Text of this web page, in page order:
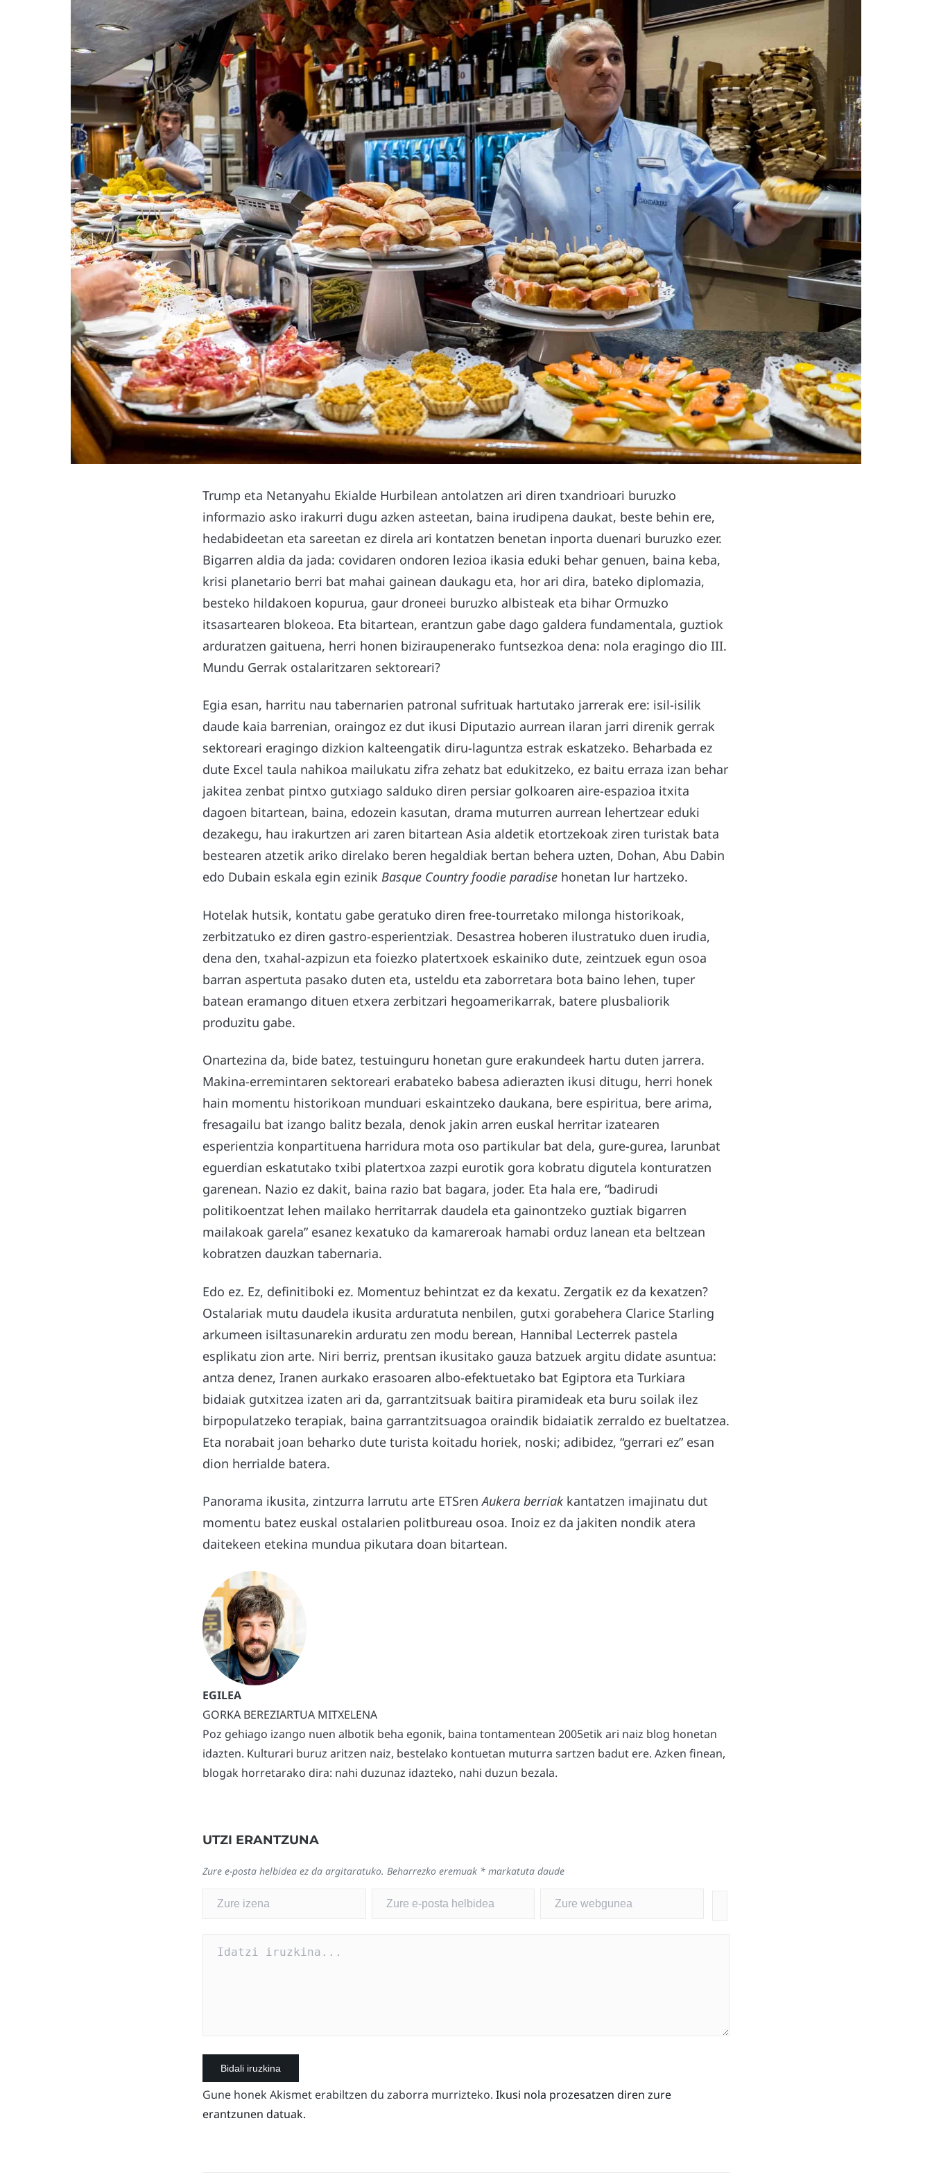
Trump eta Netanyahu Ekialde Hurbilean antolatzen ari diren txandrioari buruzko
informazio asko irakurri dugu azken asteetan, baina irudipena daukat, beste behin ere,
hedabideetan eta sareetan ez direla ari kontatzen benetan inporta duenari buruzko ezer.
Bigarren aldia da jada: covidaren ondoren lezioa ikasia eduki behar genuen, baina keba,
krisi planetario berri bat mahai gainean daukagu eta, hor ari dira, bateko diplomazia,
besteko hildakoen kopurua, gaur droneei buruzko albisteak eta bihar Ormuzko
itsasartearen blokeoa. Eta bitartean, erantzun gabe dago galdera fundamentala, guztiok
arduratzen gaituena, herri honen biziraupenerako funtsezkoa dena: nola eragingo dio III.
Mundu Gerrak ostalaritzaren sektoreari?
Egia esan, harritu nau tabernarien patronal sufrituak hartutako jarrerak ere: isil-isilik
daude kaia barrenian, oraingoz ez dut ikusi Diputazio aurrean ilaran jarri direnik gerrak
sektoreari eragingo dizkion kalteengatik diru-laguntza estrak eskatzeko. Beharbada ez
dute Excel taula nahikoa mailukatu zifra zehatz bat edukitzeko, ez baitu erraza izan behar
jakitea zenbat pintxo gutxiago salduko diren persiar golkoaren aire-espazioa itxita
dagoen bitartean, baina, edozein kasutan, drama muturren aurrean lehertzear eduki
dezakegu, hau irakurtzen ari zaren bitartean Asia aldetik etortzekoak ziren turistak bata
bestearen atzetik ariko direlako beren hegaldiak bertan behera uzten, Dohan, Abu Dabin
edo Dubain eskala egin ezinik Basque Country foodie paradise honetan lur hartzeko.
Hotelak hutsik, kontatu gabe geratuko diren free-tourretako milonga historikoak,
zerbitzatuko ez diren gastro-esperientziak. Desastrea hoberen ilustratuko duen irudia,
dena den, txahal-azpizun eta foiezko platertxoek eskainiko dute, zeintzuek egun osoa
barran aspertuta pasako duten eta, usteldu eta zaborretara bota baino lehen, tuper
batean eramango dituen etxera zerbitzari hegoamerikarrak, batere plusbaliorik
produzitu gabe.
Onartezina da, bide batez, testuinguru honetan gure erakundeek hartu duten jarrera.
Makina-erremintaren sektoreari erabateko babesa adierazten ikusi ditugu, herri honek
hain momentu historikoan munduari eskaintzeko daukana, bere espiritua, bere arima,
fresagailu bat izango balitz bezala, denok jakin arren euskal herritar izatearen
esperientzia konpartituena harridura mota oso partikular bat dela, gure-gurea, larunbat
eguerdian eskatutako txibi platertxoa zazpi eurotik gora kobratu digutela konturatzen
garenean. Nazio ez dakit, baina razio bat bagara, joder. Eta hala ere, “badirudi
politikoentzat lehen mailako herritarrak daudela eta gainontzeko guztiak bigarren
mailakoak garela” esanez kexatuko da kamareroak hamabi orduz lanean eta beltzean
kobratzen dauzkan tabernaria.
Edo ez. Ez, definitiboki ez. Momentuz behintzat ez da kexatu. Zergatik ez da kexatzen?
Ostalariak mutu daudela ikusita arduratuta nenbilen, gutxi gorabehera Clarice Starling
arkumeen isiltasunarekin arduratu zen modu berean, Hannibal Lecterrek pastela
esplikatu zion arte. Niri berriz, prentsan ikusitako gauza batzuek argitu didate asuntua:
antza denez, Iranen aurkako erasoaren albo-efektuetako bat Egiptora eta Turkiara
bidaiak gutxitzea izaten ari da, garrantzitsuak baitira piramideak eta buru soilak ilez
birpopulatzeko terapiak, baina garrantzitsuagoa oraindik bidaiatik zerraldo ez bueltatzea.
Eta norabait joan beharko dute turista koitadu horiek, noski; adibidez, “gerrari ez” esan
dion herrialde batera.
Panorama ikusita, zintzurra larrutu arte ETSrenAukera berriak kantatzen imajinatu dut
momentu batez euskal ostalarien politbureau osoa. Inoiz ez da jakiten nondik atera
daitekeen etekina mundua pikutara doan bitartean.
GORKA BEREZIARTUA MITXELENA
Poz gehiago izango nuen albotik beha egonik, baina tontamentean 2005etik ari naiz blog honetan
idazten. Kulturari buruz aritzen naiz, bestelako kontuetan muturra sartzen badut ere. Azken finean,
blogak horretarako dira: nahi duzunaz idazteko, nahi duzun bezala.
UTZI ERANTZUNA
Zure e-posta helbidea ez da argitaratuko. Beharrezko eremuak * markatuta daude
Gune honek Akismet erabiltzen du zaborra murrizteko. Ikusi nola prozesatzen diren zure
erantzunen datuak.